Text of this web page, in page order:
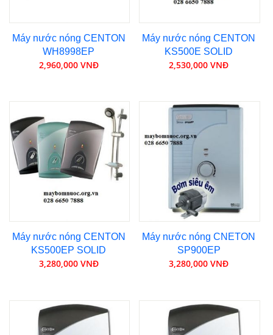
Máy nước nóng CENTON
WH8998EP
2,960,000 VNĐ
Máy nước nóng CENTON
KS500E SOLID
2,530,000 VNĐ
Máy nước nóng CENTON
KS500EP SOLID
3,280,000 VNĐ
Máy nước nóng CNETON
SP900EP
3,280,000 VNĐ